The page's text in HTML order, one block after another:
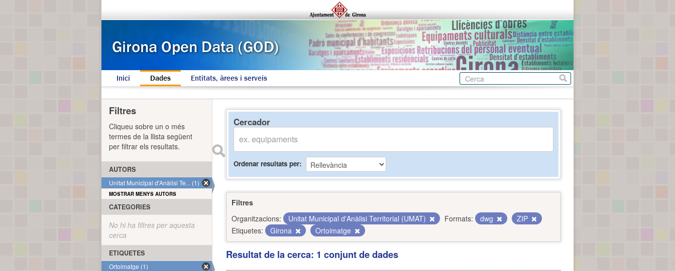
Inici Dades Entitats, àrees i serveis
Cercador
Ordenar resultats per
Filtres
Organitzacions:
Unitat Municipal d'Anàlisi Territorial (UMAT) Formats: dwg
ZIP
Etiquetes:
Girona Ortoimatge
Resultat de la cerca: 1 conjunt de dades
Filtres
Cliqueu sobre un o més
termes de la llista següent
per filtrar els resultats.
AUTORS
Unitat Municipal d'Anàlisi Te... (1)
MOSTRAR MENYS AUTORS
CATEGORIES
No hi ha filtres per aquesta
cerca
ETIQUETES
Ortoimatge (1)